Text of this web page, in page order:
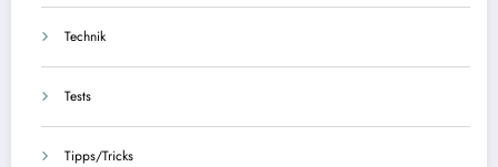
Technik
Tests
Tipps/Tricks